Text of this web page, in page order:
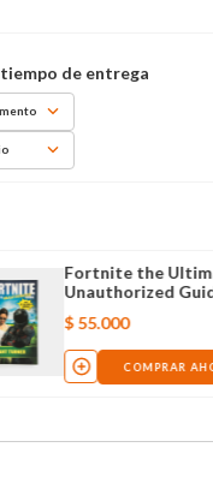
Fortnite the
Unauthorized
$ 55.000
COMPRAR